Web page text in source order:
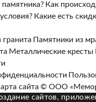
памятника? Как
Какие есть
гранита Памятники из
Металлические кресты
сайта © ООО
сайтов,